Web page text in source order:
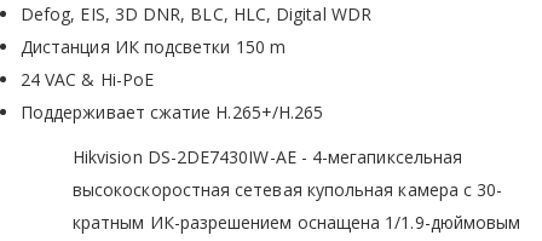
Defog, EIS, 3D DNR, BLC, HLC, Digital WDR
Дистанция ИК подсветки 150 m
24 VAC & Hi-PoE
Поддерживает сжатие H.265+/H.265
Hikvision DS-2DE7430IW-AE - 4-мегапиксельная
высокоскоростная сетевая купольная камера с 30-
кратным ИК-разрешением оснащена 1/1.9-дюймовым